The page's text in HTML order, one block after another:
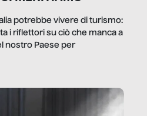
potrebbe vivere di turismo:
i riflettori su ciò che manca a
nostro Paese per